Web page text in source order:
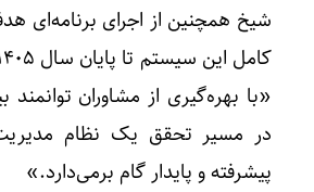
شیخ همچنین از اجرای برنامه‌ای
«با بهره‌گیری از مشاوران
در مسیر تحقق یک نظام مدیریت
پیشرفته و پایدار گام برمی‌دارد.»